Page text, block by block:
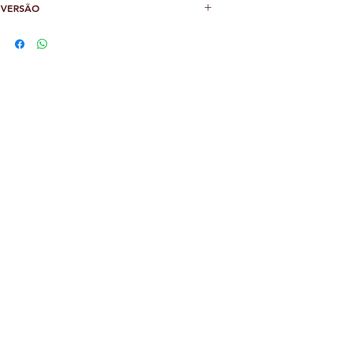
Metodologia
Ficha técnica
alinhado às leis de incentivo ao esporte,
promissores no futsal.
Cronograma de desembolso
Itens indispensáveis para aprovação de um projeto.
sua vasta experiência em diversas áreas o tornam um
guia confiável para desvendar as leis de incentivo no
VERSÃO